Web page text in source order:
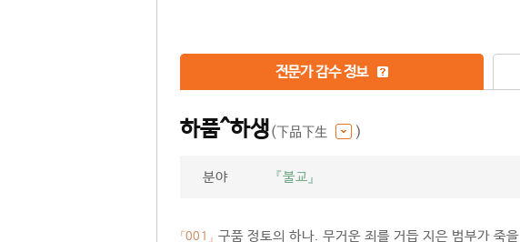
전문가 감수 정보
하품^하생(下品下生 )
분야 『불교』
「001」 구품 정토의 하나. 무거운 죄를 거듭 지은 범부가 죽